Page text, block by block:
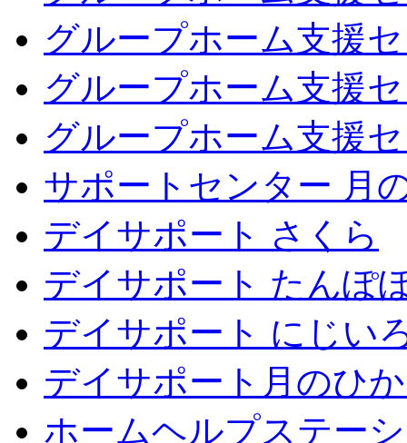
グループホーム支援
グループホーム支援
グループホーム支援
サポートセンター 月
デイサポート さくら
デイサポート たんぽ
デイサポート にじい
デイサポート月のひ
ホームヘルプステー